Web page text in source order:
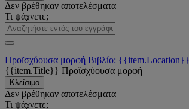
Δεν βρέθηκαν αποτελέσματα
Τι ψάχνετε;
Προϊσχύουσα μορφή Βιβλίο: {{item.Location}}
{{item.Title}} Προϊσχύουσα μορφή
Κλείσιμο
Δεν βρέθηκαν αποτελέσματα
Τι ψάχνετε;